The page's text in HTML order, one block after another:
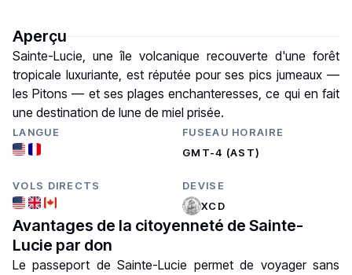
Aperçu
Sainte-Lucie, une île volcanique recouverte d'une forêt
tropicale luxuriante, est réputée pour ses pics jumeaux —
les Pitons — et ses plages enchanteresses, ce qui en fait
une destination de lune de miel prisée.
LANGUE
FUSEAU HORAIRE
GMT-4 (AST)
VOLS DIRECTS
DEVISE
XCD
Avantages de la citoyenneté de Sainte-
Lucie par don
Le passeport de Sainte-Lucie permet de voyager sans